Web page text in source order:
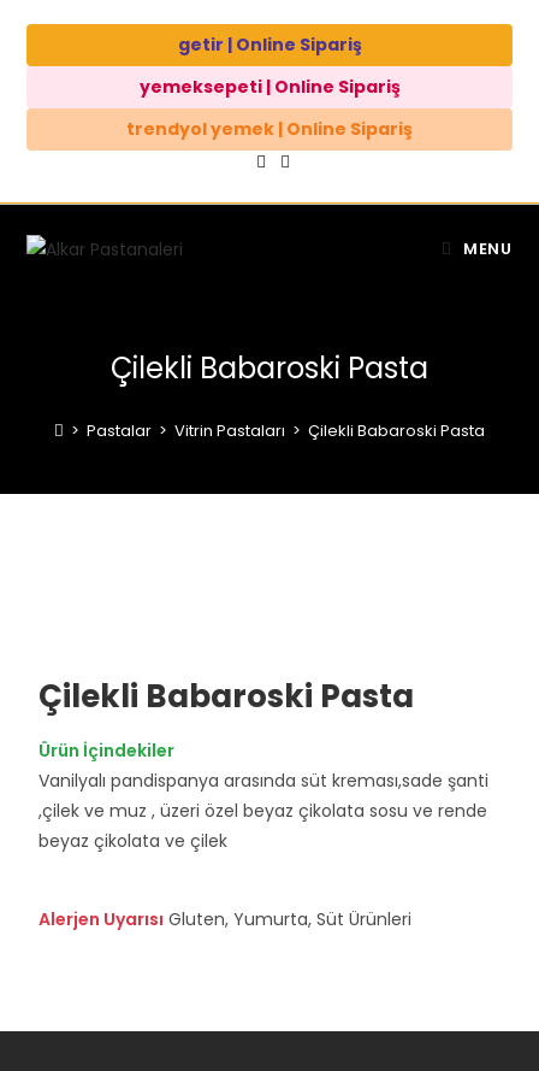
getir | Online Sipariş
yemeksepeti | Online Sipariş
trendyol yemek | Online Sipariş
MENU
Çilekli Babaroski Pasta
> Pastalar > Vitrin Pastaları > Çilekli Babaroski Pasta
Çilekli Babaroski Pasta
Ürün İçindekiler
Vanilyalı pandispanya arasında süt kreması,sade şanti
,çilek ve muz , üzeri özel beyaz çikolata sosu ve rende
beyaz çikolata ve çilek
Alerjen Uyarısı Gluten, Yumurta, Süt Ürünleri